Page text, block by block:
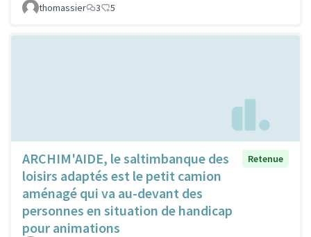
thomassier 3 5
ARCHIM'AIDE, le saltimbanque des
loisirs adaptés est le petit camion
aménagé qui va au-devant des
personnes en situation de handicap
pour animations
Retenue